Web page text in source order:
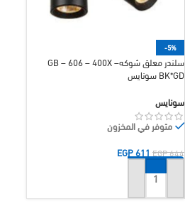
-5%
سلندر معلق شوكهGB – 606 – 400X –
BK*GD سونايس
سونايس
متوفر في المخزون
EGP644
EGP611
إضافة إلى السلة